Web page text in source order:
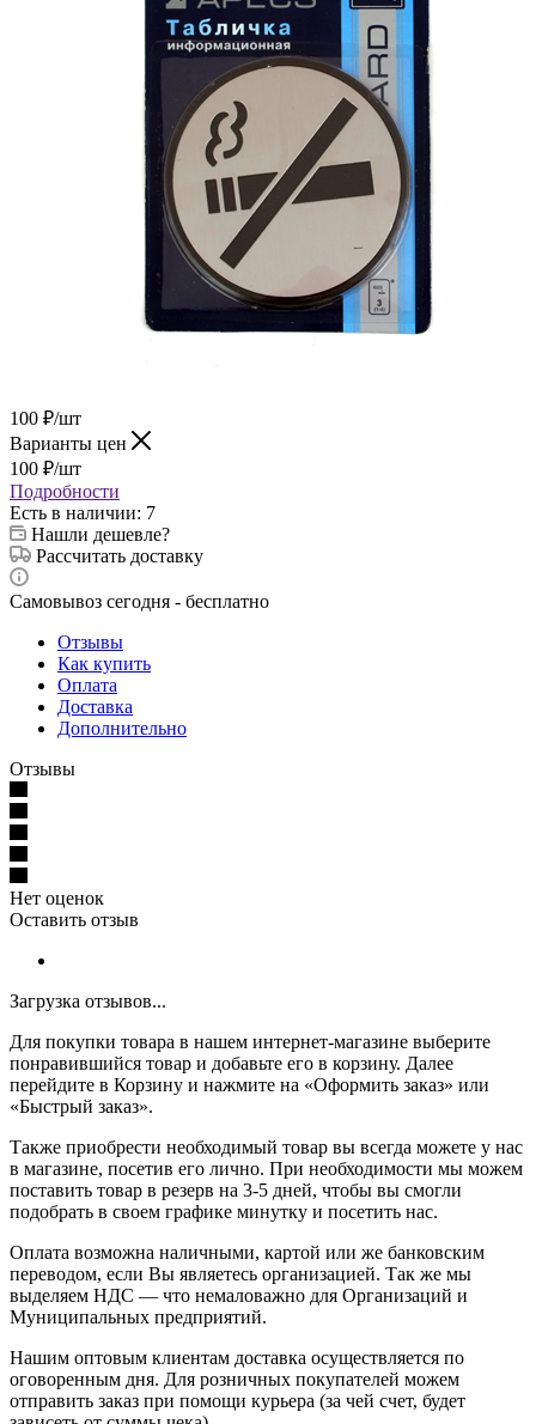
100 ₽/шт
Варианты цен
100 ₽/шт
Подробности
Есть в наличии: 7
Нашли дешевле?
Рассчитать доставку
Самовывоз сегодня - бесплатно
Отзывы
Как купить
Оплата
Доставка
Дополнительно
Отзывы
Нет оценок
Оставить отзыв
Загрузка отзывов...
Для покупки товара в нашем интернет-магазине выберите
понравившийся товар и добавьте его в корзину. Далее
перейдите в Корзину и нажмите на «Оформить заказ» или
«Быстрый заказ».
Также приобрести необходимый товар вы всегда можете у нас
в магазине, посетив его лично. При необходимости мы можем
поставить товар в резерв на 3-5 дней, чтобы вы смогли
подобрать в своем графике минутку и посетить нас.
Оплата возможна наличными, картой или же банковским
переводом, если Вы являетесь организацией. Так же мы
выделяем НДС — что немаловажно для Организаций и
Муниципальных предприятий.
Нашим оптовым клиентам доставка осуществляется по
оговоренным дня. Для розничных покупателей можем
отправить заказ при помощи курьера (за чей счет, будет